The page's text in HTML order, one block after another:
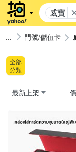
威寶
門號/儲值卡
全部
分類
最新上架